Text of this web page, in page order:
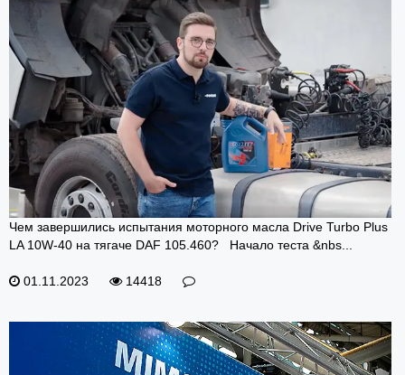
Чем завершились испытания моторного масла Drive Turbo Plus
LA 10W-40 на тягаче DAF 105.460? Начало теста &nbs...
01.11.2023 14418